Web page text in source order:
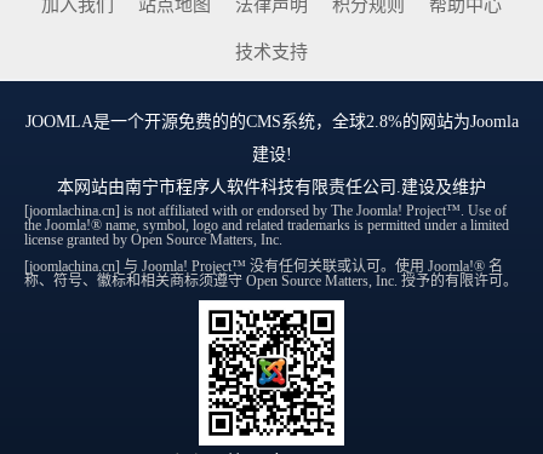
加入我们 站点地图 法律声明 积分规则 帮助中心
技术支持
JOOMLA是一个开源免费的的CMS系统，全球2.8%的网站为Joomla
建设!
本网站由南宁市程序人软件科技有限责任公司 .建设及维护
[joomlachina.cn] is not affiliated with or endorsed by The Joomla! Project™. Use of
the Joomla!® name, symbol, logo and related trademarks is permitted under a limited
license granted by Open Source Matters, Inc.
[joomlachina.cn] 与 Joomla! Project™ 没有任何关联或认可。使用 Joomla!® 名
称、符号、徽标和相关商标须遵守 Open Source Matters, Inc. 授予的有限许可。